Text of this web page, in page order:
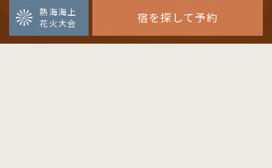
熱海海上
花火大会
宿を探して予約